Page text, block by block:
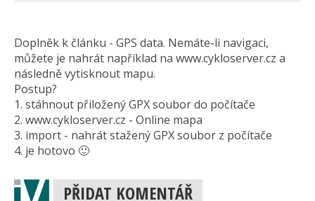
Doplněk k článku - GPS data. Nemáte-li navigaci,
můžete je nahrát například na www.cykloserver.cz a
následně vytisknout mapu.
Postup?
1. stáhnout přiložený GPX soubor do počítače
2. www.cykloserver.cz - Online mapa
3. import - nahrát stažený GPX soubor z počítače
4. je hotovo 🙂
PŘIDAT KOMENTÁŘ